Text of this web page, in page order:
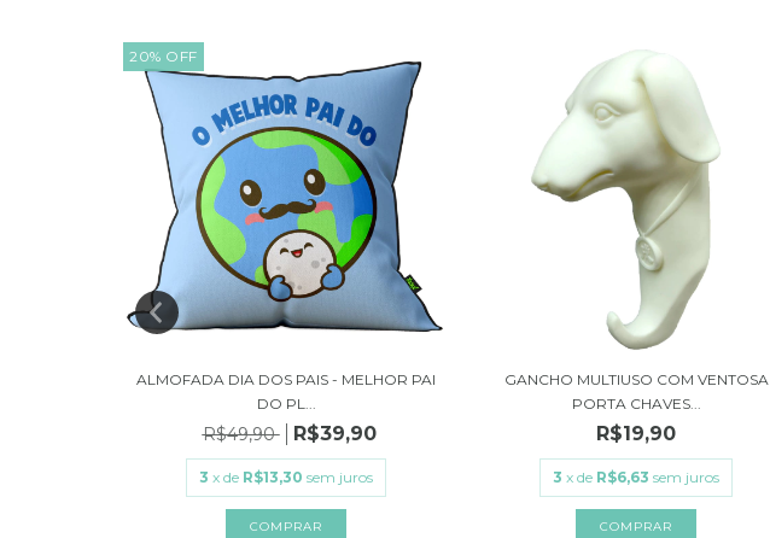
20% OFF
ALMOFADA DIA DOS PAIS - MELHOR PAI
DO PL...
R$49,90 R$39,90
3 x de R$13,30 sem juros
GANCHO MULTIUSO COM VENTOSA
PORTA CHAVES...
R$19,90
3 x de R$6,63 sem juros